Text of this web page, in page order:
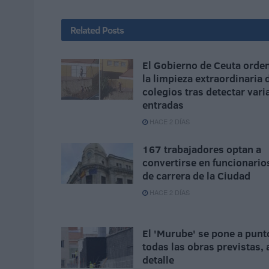
Related Posts
El Gobierno de Ceuta
la limpieza extraordinaria
colegios tras detectar
entradas
HACE 2 DÍAS
167 trabajadores optan a
convertirse en
de carrera de la Ciudad
HACE 2 DÍAS
El 'Murube' se pone a
todas las obras previstas,
detalle